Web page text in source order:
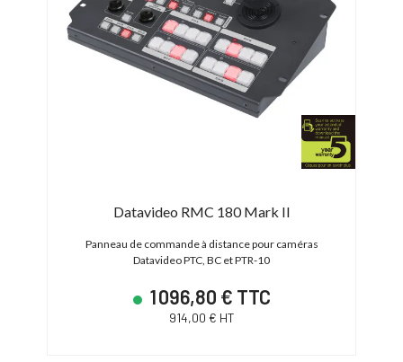
Datavideo RMC 180 Mark II
Panneau de commande à distance pour caméras
Datavideo PTC, BC et PTR-10
1 096,80 € TTC
914,00 € HT